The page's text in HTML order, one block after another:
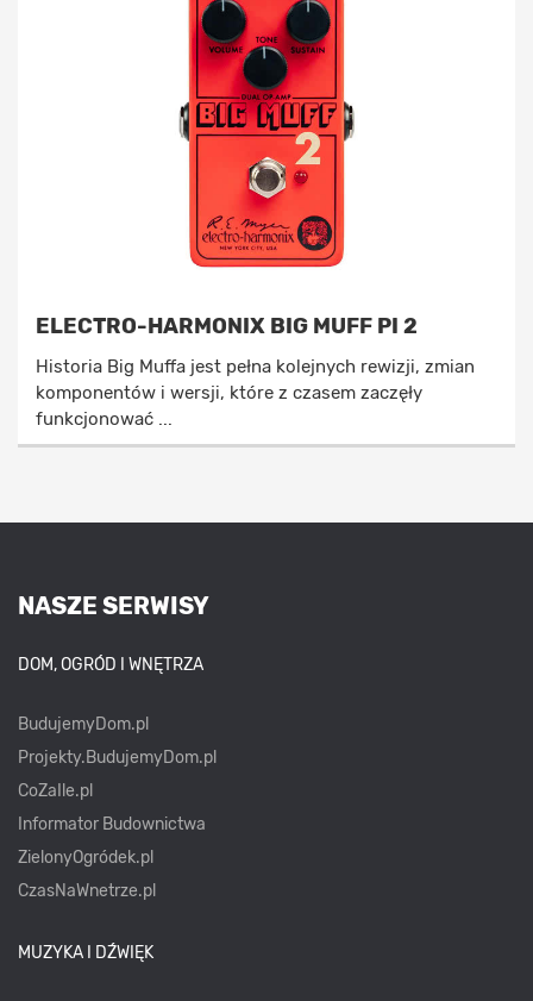
ELECTRO-HARMONIX BIG MUFF PI 2
Historia Big Muffa jest pełna kolejnych rewizji, zmian
komponentów i wersji, które z czasem zaczęły
funkcjonować ...
NASZE SERWISY
DOM, OGRÓD I WNĘTRZA
BudujemyDom.pl
Projekty.BudujemyDom.pl
CoZaIle.pl
Informator Budownictwa
ZielonyOgródek.pl
CzasNaWnetrze.pl
MUZYKA I DŹWIĘK